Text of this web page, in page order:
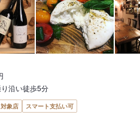
沿い徒歩5分
象店 スマート支払い可